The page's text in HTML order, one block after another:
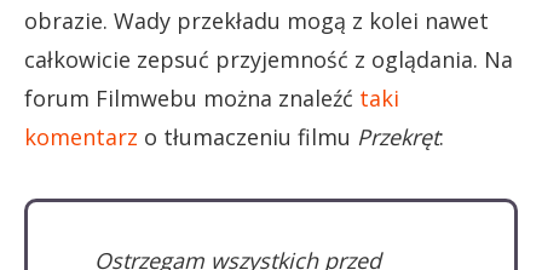
obrazie. Wady przekładu mogą z kolei nawet
całkowicie zepsuć przyjemność z oglądania. Na
forum Filmwebu można znaleźć taki
komentarz o tłumaczeniu filmu Przekręt:
Ostrzegam wszystkich przed